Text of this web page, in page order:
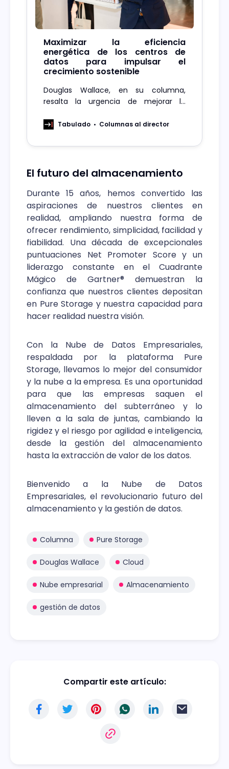
Maximizar la eficiencia
energética de los centros de
datos para impulsar el
crecimiento sostenible
Douglas Wallace, en su columna,
resalta la urgencia de mejorar la
datos en Chile, destacando soluciones
reducir el consumo y minimizar el
Tabulado Columnas al director
El futuro del almacenamiento
Durante 15 años, hemos convertido las
aspiraciones de nuestros clientes en
realidad, ampliando nuestra forma de
ofrecer rendimiento, simplicidad, facilidad y
fiabilidad. Una década de excepcionales
puntuaciones Net Promoter Score y un
liderazgo constante en el Cuadrante
Mágico de Gartner® demuestran la
confianza que nuestros clientes depositan
en Pure Storage y nuestra capacidad para
hacer realidad nuestra visión.
Con la Nube de Datos Empresariales,
respaldada por la plataforma Pure
Storage, llevamos lo mejor del consumidor
y la nube a la empresa. Es una oportunidad
para que las empresas saquen el
almacenamiento del subterráneo y lo
lleven a la sala de juntas, cambiando la
rigidez y el riesgo por agilidad e inteligencia,
desde la gestión del almacenamiento
hasta la extracción de valor de los datos.
Bienvenido a la Nube de Datos
Empresariales, el revolucionario futuro del
almacenamiento y la gestión de datos.
Columna Pure Storage
Douglas Wallace Cloud
Nube empresarial Almacenamiento
gestión de datos
Compartir este artículo: